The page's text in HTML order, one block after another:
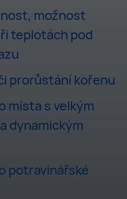
možnost
teplotách pod
prorůstání kořenu
místa s velkým
dynamickým
potravinářské